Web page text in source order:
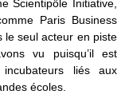
Scientipôle Initiative,
Paris Business
le seul acteur en piste
vu puisqu’il est
liés aux
écoles.